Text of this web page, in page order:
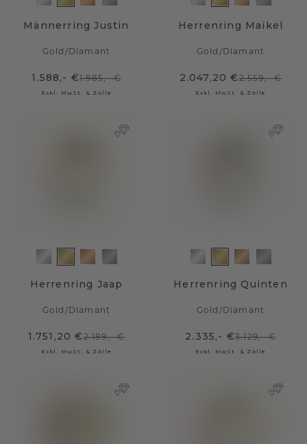
Männerring Justin
Gold /Diamant
1.588,- €1.985,- €
Exkl. MwSt. & Zölle
Herrenring Maikel
Gold /Diamant
2.047,20 €2.559,- €
Exkl. MwSt. & Zölle
Herrenring Jaap
Gold /Diamant
1.751,20 €2.189,- €
Exkl. MwSt. & Zölle
Herrenring Quinten
Gold /Diamant
2.335,- €3.129,- €
Exkl. MwSt. & Zölle